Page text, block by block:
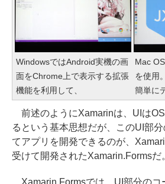
WindowsではAndroid実機の画
面をChrome上で表示する拡張
機能を利用して、
Mac
を使用
簡単に
前述のようにXamarinは、UIは
るという基本思想だが、このUI部
てアプリを開発できるのが、
受けて開発されたXamarin.Formsだ
Xamarin.Formsでは、UI部分のコ